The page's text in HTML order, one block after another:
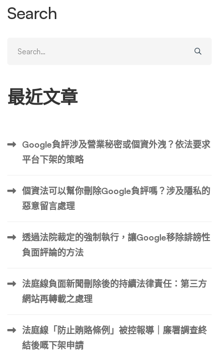
是偽造的可能會導致信任的嚴重削弱，不僅是受影響的企
害是一個根深蒂固的問題，可能需要數年時間才能修復，這
雖然企業最初可能會從誇大的正面評價中受益，但真相最終
會浮出水面，導致消費者群體的強烈反對。這項發現不僅損
論的短期收益不值得承擔長期後果。 競爭劣勢 在競爭激烈
的市場中，真實性和信任是顯著的差異化因素。被發現使用
反對，還面臨潛在的法律後果。此類行為可能會使這些企業
處於競爭劣勢，從而輸給保持透明度和誠信的競爭對手。這
種競爭挫折可能很難克服，這凸顯了虛假 Trustpilot 評論對
的財務影響不僅限於銷售損失或聲譽管理工作成本。如果企
業被發現操縱評論，也可能產生監管罰款和法律費用。此
或服務的能力，進而影響長期成長和獲利能力。因此，參與
虛假評論或與之相關的財務後果可能是巨大且深遠的。 恢
復信 […] …
Search
for:
最近文章
Google負評涉及營業秘密或個資外洩？依法要求
平台下架的策略
個資法可以幫你刪除Google負評嗎？涉及隱私的
惡意留言處理
透過法院裁定的強制執行，讓Google移除誹謗性
負面評論的方法
法庭線負面新聞刪除後的持續法律責任：第三方
網站再轉載之處理
法庭線「防止賄賂條例」被控報導｜廉署調查終
結後嘅下架申請